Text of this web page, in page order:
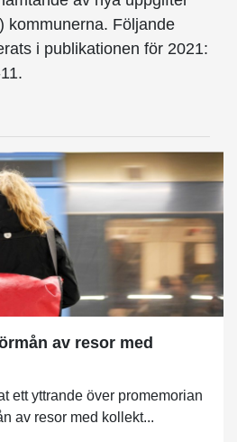
kommunerna. Följande
i publikationen för 2021:
av resor med
ett yttrande över promemorian
av resor med kollekt...